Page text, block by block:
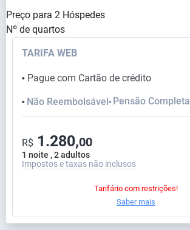
Preço para 2 Hóspedes
Nº de quartos
TARIFA WEB
⬤ Pague com Cartão de crédito
⬤ Não Reembolsável ⬤ Pensão Completa
1 noite , 2 adultos
R$ 1.280,00
Impostos e taxas não inclusos
Tarifário com restrições!
Saber mais